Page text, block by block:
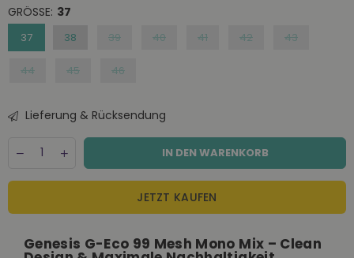
GRÖSSE: 37
37 38 39 40 41 42 43
44 45 46
Lieferung & Rücksendung
Decrease
for
Eco
Mesh
Increase
quantity
for
Eco
Mesh
IN DEN WARENKORB
JETZT KAUFEN
Genesis G-Eco 99 Mesh Mono Mix – Clean